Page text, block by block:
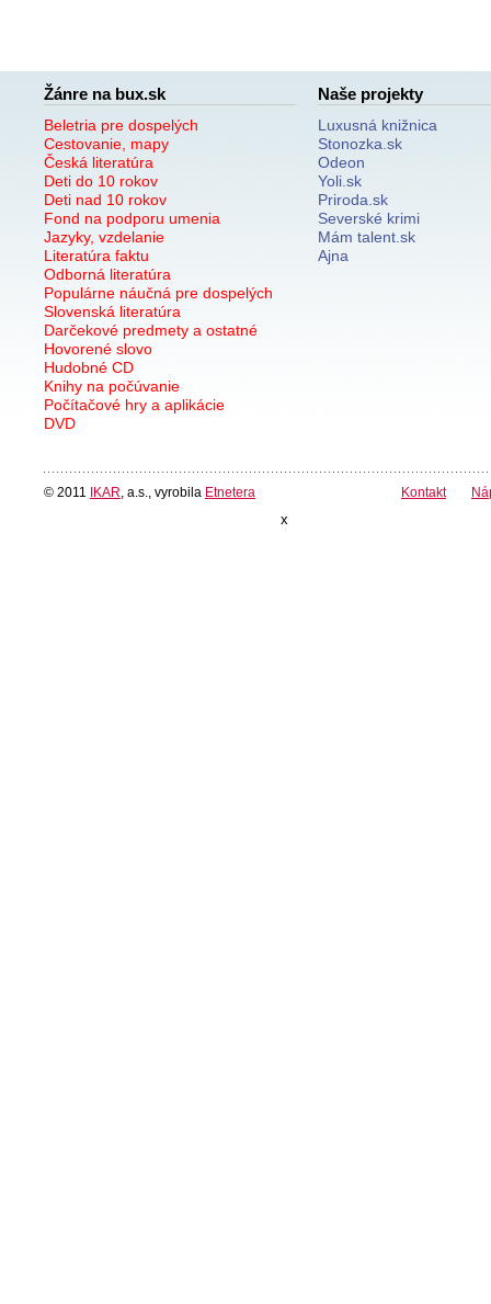
Žánre na bux.sk
Beletria pre dospelých
Cestovanie, mapy
Česká literatúra
Deti do 10 rokov
Deti nad 10 rokov
Fond na podporu umenia
Jazyky, vzdelanie
Literatúra faktu
Odborná literatúra
Populárne náučná pre dospelých
Slovenská literatúra
Darčekové predmety a ostatné
Hovorené slovo
Hudobné CD
Knihy na počúvanie
Počítačové hry a aplikácie
DVD
Naše projekty
Luxusná knižnica
Stonozka.sk
Odeon
Yoli.sk
Priroda.sk
Severské krimi
Mám talent.sk
Ajna
© 2011 IKAR , a.s., vyrobila Etnetera Kontakt
x